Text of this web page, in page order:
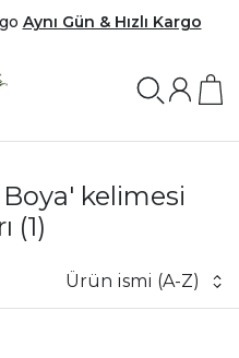
Aynı Gün & Hızlı Kargo
kelimesi
(1)
Ürün ismi (A-Z)